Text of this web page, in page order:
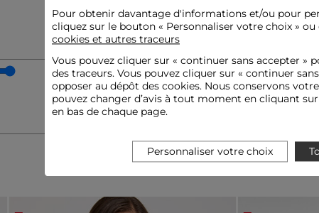
Pour obtenir davantage d'informations et/ou pour
cliquez sur le bouton « Personnaliser votre choix »
cookies et autres traceurs
Vous pouvez cliquer sur « continuer sans accepter »
des traceurs. Vous pouvez cliquer sur « continuer
opposer au dépôt des cookies. Nous conservons
pouvez changer d’avis à tout moment en cliquant
en bas de chaque page.
Personnaliser votre choix